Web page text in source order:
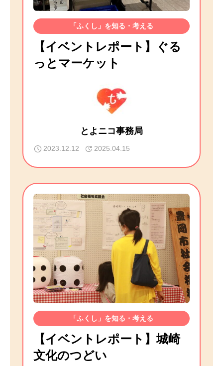
「ふくし」を知る・考える
【イベントレポート】ぐる
っとマーケット
とよニコ事務局
2023.12.12 2025.04.15
「ふくし」を知る・考える
【イベントレポート】城崎
文化のつどい